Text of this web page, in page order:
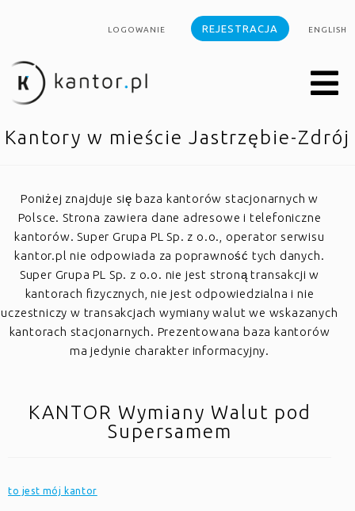
LOGOWANIE REJESTRACJA ENGLISH
Kantory w mieście Jastrzębie-Zdrój
Poniżej znajduje się baza kantorów stacjonarnych w
Polsce. Strona zawiera dane adresowe i telefoniczne
kantorów. Super Grupa PL Sp. z o.o., operator serwisu
kantor.pl nie odpowiada za poprawność tych danych.
Super Grupa PL Sp. z o.o. nie jest stroną transakcji w
kantorach fizycznych, nie jest odpowiedzialna i nie
uczestniczy w transakcjach wymiany walut we wskazanych
kantorach stacjonarnych. Prezentowana baza kantorów
ma jedynie charakter informacyjny.
KANTOR Wymiany Walut pod
Supersamem
to jest mój kantor